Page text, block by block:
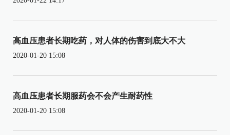
高血压患者长期吃药，对人体的伤害到底大不大
2020-01-20 15:08
高血压患者长期服药会不会产生耐药性
2020-01-20 15:08